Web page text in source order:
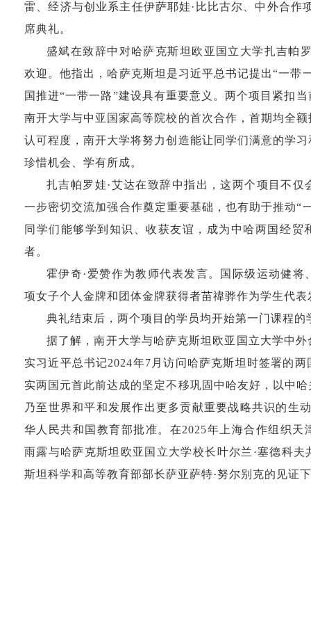
雷、经济与创业系主任伊萨耶娃·比比古尔、中外合作
席典礼。
盛斌在致辞中对哈萨克斯坦欧亚国立大学扎吉帕
欢迎。他指出，哈萨克斯坦是习近平总书记提出“一带
国推进“一带一路”建设具有重要意义。两个项目紧扣
南开大学与中亚国家高等院校的首次合作，首期均全
认可程度，南开大学将努力创造能让同学们满意的学
珍惜机会、学有所成。
扎吉帕罗娃·艾达在致辞中指出，这两个项目不
一步密切交流加强合作奠定重要基础，也有助于推动“
同学们能够学到知识、收获友谊，成为中哈两国经贸
者。
霍伊奇·爱赞作为教师代表发言。国际级运动健
项女子个人金牌和团体金牌获得者苗禕骅作为学生代表
典礼结束后，两个项目的学员均开始第一门课程的
据了解，南开大学与哈萨克斯坦欧亚国立大学中
实习近平总书记2024年7月访问哈萨克斯坦时签署的
实两国元首此前达成的坚定不移巩固中哈友好，以中
乃至世界和平和发展作出更多贡献重要战略共识的生
华人民共和国教育部批准。在2025年上海合作组织天
雨露与哈萨克斯坦欧亚国立大学校长叶尔兰·塞德科
斯坦科学和高等教育部部长萨亚萨特·努尔别克的见证